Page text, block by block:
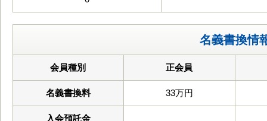
名義書換情
会員種別 正会員
名義書換料 33万円
入会預託金